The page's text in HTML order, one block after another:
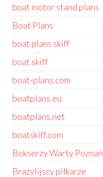
boat motor stand plans
Boat Plans
boat plans skiff
boat skiff
boat-plans.com
boatplans.eu
boatplans.net
boatskiff.com
Bokserzy Warty Poznań
Brazylijscy piłkarze